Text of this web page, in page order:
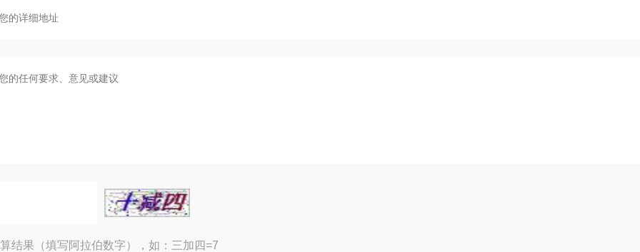
结果（填写阿拉伯数字），如：三加四=7